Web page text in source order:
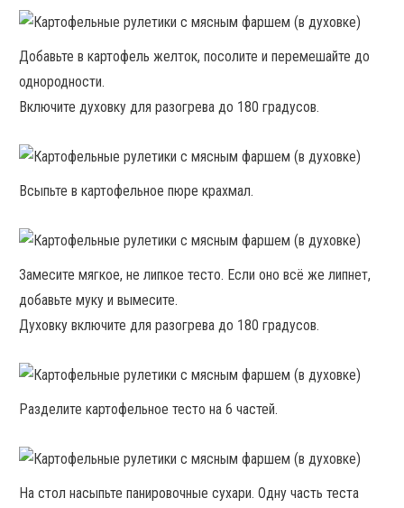
Добавьте в картофель желток, посолите и перемешайте до
однородности.
Включите духовку для разогрева до 180 градусов.
Всыпьте в картофельное пюре крахмал.
Замесите мягкое, не липкое тесто. Если оно всё же липнет,
добавьте муку и вымесите.
Духовку включите для разогрева до 180 градусов.
Разделите картофельное тесто на 6 частей.
На стол насыпьте панировочные сухари. Одну часть теста